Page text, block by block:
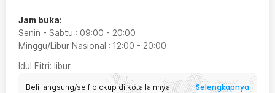
Jam buka:
Senin - Sabtu : 09:00 - 20:00
Minggu/Libur Nasional : 12:00 - 20:00
Idul Fitri: libur
Beli langsung/self pickup di kota lainnya Selengkapnya